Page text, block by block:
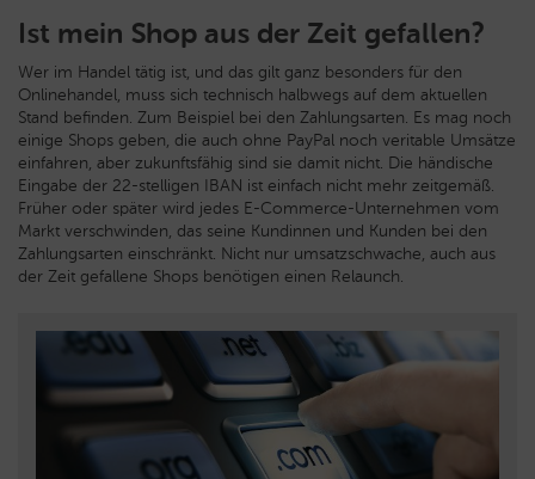
Ist mein Shop aus der Zeit gefallen?
Wer im Handel tätig ist, und das gilt ganz besonders für den
Onlinehandel, muss sich technisch halbwegs auf dem aktuellen
Stand befinden. Zum Beispiel bei den Zahlungsarten. Es mag noch
einige Shops geben, die auch ohne PayPal noch veritable Umsätze
einfahren, aber zukunftsfähig sind sie damit nicht. Die händische
Eingabe der 22-stelligen IBAN ist einfach nicht mehr zeitgemäß.
Früher oder später wird jedes E-Commerce-Unternehmen vom
Markt verschwinden, das seine Kundinnen und Kunden bei den
Zahlungsarten einschränkt. Nicht nur umsatzschwache, auch aus
der Zeit gefallene Shops benötigen einen Relaunch.